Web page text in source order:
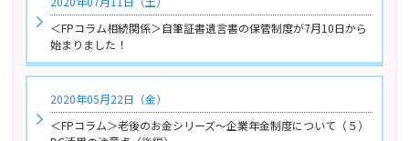
＜FPコラム相続関係＞自筆証書遺言書の保管制度が7月10日から
始まりました！
2020年05月22日（金）
＜FPコラム＞老後のお金シリーズ～企業年金制度について（５）